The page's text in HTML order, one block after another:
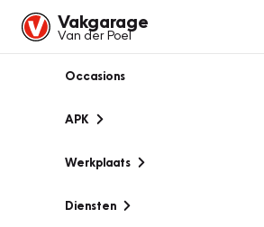
Vakgarage
Van der Poel
Occasions
APK
Werkplaats
Diensten